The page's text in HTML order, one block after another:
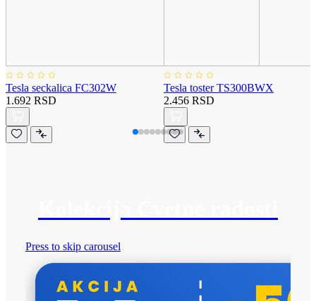
Tesla seckalica FC302W
1.692 RSD
Tesla toster TS300BWX
2.456 RSD
Press to skip carousel